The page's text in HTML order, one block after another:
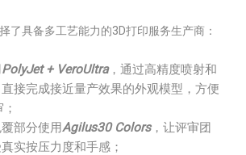
了具备多工艺能力的3D打印服务生产商：
PolyJet + VeroUltra，通过高精度喷射和
接完成接近量产效果的外观模型，方便
部分使用Agilus30 Colors，让评审团
实按压力度和手感；